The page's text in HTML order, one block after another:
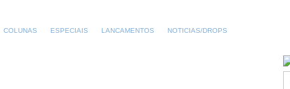
COLUNAS ESPECIAIS LANCAMENTOS NOTICIAS/DROPS